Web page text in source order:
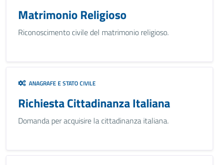
Matrimonio Religioso
Riconoscimento civile del matrimonio religioso.
ANAGRAFE E STATO CIVILE
Richiesta Cittadinanza Italiana
Domanda per acquisire la cittadinanza italiana.